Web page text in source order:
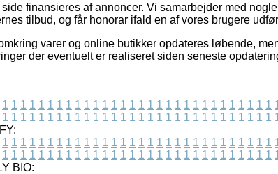
side finansieres af annoncer. Vi samarbejder med
tilbud, og får honorar ifald en af vores brugere
varer og online butikker opdateres løbende,
der eventuelt er realiseret siden seneste
1 1 1 1 1 1 1 1 1 1 1 1 1 1 1 1 1 1 1 1 1 1 1 1 1 1 1 1 1 1
1 1 1 1 1 1 1 1 1 1 1 1 1 1 1 1 1 1 1 1 1 1 1 1 1 1 1 1 1 1
1 1 1 1 1 1 1 1 1 1 1 1 1 1 1 1 1 1 1 1 1 1 1 1 1 1 1 1 1 1
1 1 1 1 1 1 1 1 1 1 1 1 1 1 1 1 1 1 1 1 1 1 1 1 1 1 1 1 1 1
BIO: